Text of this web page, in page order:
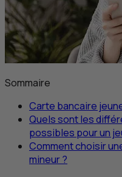
Sommaire
Carte bancaire
Quels sont les
possibles pour un
Comment choisir
mineur ?